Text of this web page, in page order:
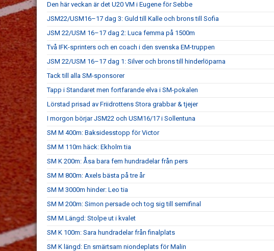
Den här veckan är det U20 VM i Eugene för Sebbe
JSM22/USM16–17 dag 3: Guld till Kalle och brons till Sofia
JSM 22/USM 16–17 dag 2: Luca femma på 1500m
Två IFK-sprinters och en coach i den svenska EM-truppen
JSM 22/USM 16–17 dag 1: Silver och brons till hinderlöparna
Tack till alla SM-sponsorer
Tapp i Standaret men fortfarande elva i SM-pokalen
Lörstad prisad av Friidrottens Stora grabbar & tjejer
I morgon börjar JSM22 och USM16/17 i Sollentuna
SM M 400m: Baksidesstopp för Victor
SM M 110m häck: Ekholm tia
SM K 200m: Åsa bara fem hundradelar från pers
SM M 800m: Axels bästa på tre år
SM M 3000m hinder: Leo tia
SM M 200m: Simon persade och tog sig till semifinal
SM M Längd: Stolpe ut i kvalet
SM K 100m: Sara hundradelar från finalplats
SM K längd: En smärtsam niondeplats för Malin